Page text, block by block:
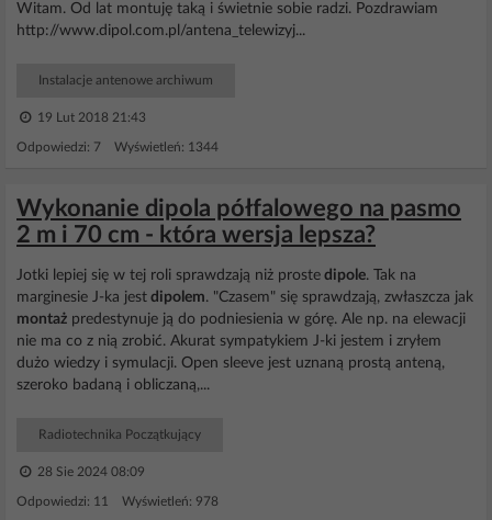
Witam. Od lat montuję taką i świetnie sobie radzi. Pozdrawiam
http://www.dipol.com.pl/antena_telewizyj...
Instalacje antenowe archiwum
19 Lut 2018 21:43
Odpowiedzi: 7 Wyświetleń: 1344
Wykonanie dipola półfalowego na pasmo
2 m i 70 cm - która wersja lepsza?
Jotki lepiej się w tej roli sprawdzają niż proste dipole. Tak na
marginesie J-ka jest dipolem. "Czasem" się sprawdzają, zwłaszcza jak
montaż predestynuje ją do podniesienia w górę. Ale np. na elewacji
nie ma co z nią zrobić. Akurat sympatykiem J-ki jestem i zryłem
dużo wiedzy i symulacji. Open sleeve jest uznaną prostą anteną,
szeroko badaną i obliczaną,...
Radiotechnika Początkujący
28 Sie 2024 08:09
Odpowiedzi: 11 Wyświetleń: 978